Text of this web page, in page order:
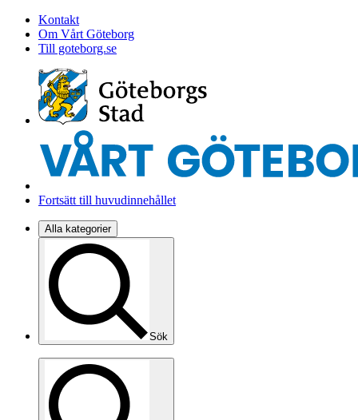
Kontakt
Om Vårt Göteborg
Till goteborg.se
Fortsätt till huvudinnehållet
Alla kategorier
Sök